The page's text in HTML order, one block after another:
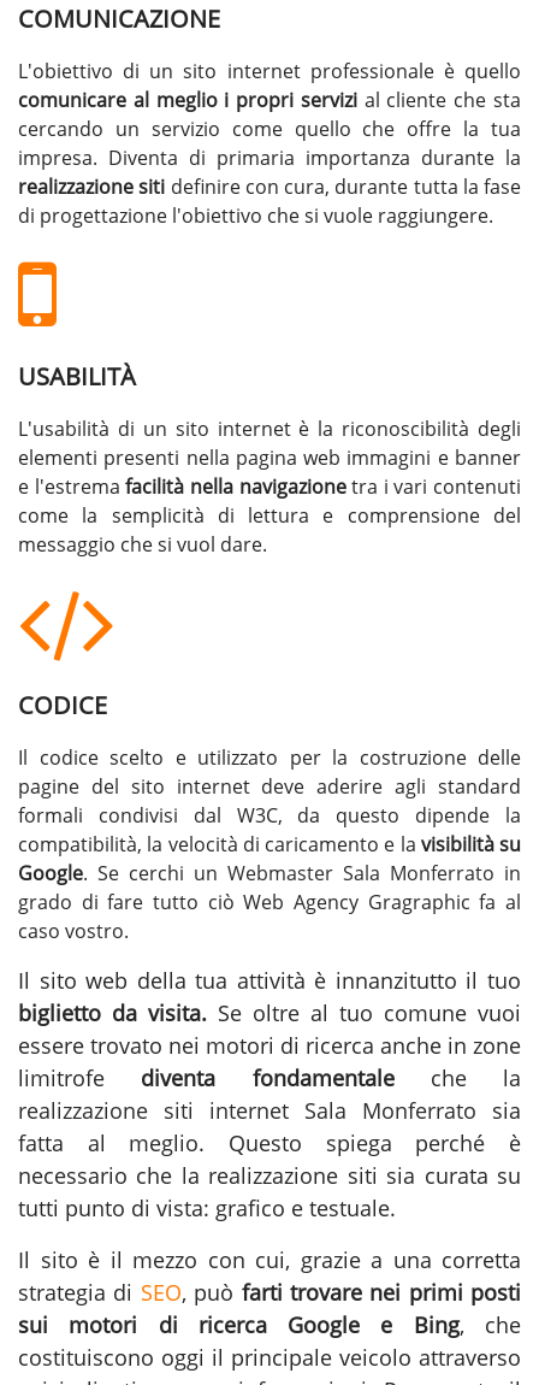
COMUNICAZIONE
L'obiettivo di un sito internet professionale è quello
comunicare al meglio i propri servizial cliente che sta
cercando un servizio come quello che offre la tua
impresa. Diventa di primaria importanza durante la
realizzazione siti definire con cura, durante tutta la fase
di progettazione l'obiettivo che si vuole raggiungere.
USABILITÀ
L'usabilità di un sito internet è la riconoscibilità degli
elementi presenti nella pagina web immagini e banner
e l'estremafacilità nella navigazionetra i vari contenuti
come la semplicità di lettura e comprensione del
messaggio che si vuol dare.
CODICE
Il codice scelto e utilizzato per la costruzione delle
pagine del sito internet deve aderire agli standard
formali condivisi dal W3C, da questo dipende la
compatibilità, la velocità di caricamento e la visibilità su
Google. Se cerchi un Webmaster Sala Monferrato in
grado di fare tutto ciò Web Agency Gragraphic fa al
caso vostro.
Il sito web della tua attività è innanzitutto il tuo
biglietto da visita. Se oltre al tuo comune vuoi
essere trovato nei motori di ricerca anche in zone
limitrofe diventa fondamentaleche la
realizzazione siti internet Sala Monferrato sia
fatta al meglio. Questo spiega perché è
necessario che la realizzazione siti sia curata su
tutti punto di vista: grafico e testuale.
Il sito è il mezzo con cui, grazie a una corretta
strategia di SEO, può farti trovare nei primi posti
sui motori di ricerca Google e Bing, che
costituiscono oggi il principale veicolo attraverso